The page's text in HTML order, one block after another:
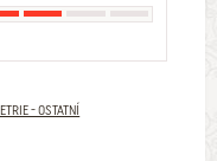
- OSTATNÍ